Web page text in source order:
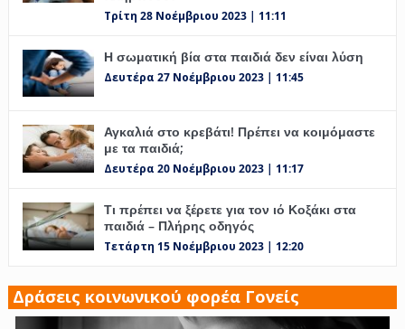
Τρίτη 28 Νοέμβριου 2023 | 11:11
Η σωματική βία στα παιδιά δεν είναι λύση
Δευτέρα 27 Νοέμβριου 2023 | 11:45
Αγκαλιά στο κρεβάτι! Πρέπει να κοιμόμαστε
με τα παιδιά;
Δευτέρα 20 Νοέμβριου 2023 | 11:17
Τι πρέπει να ξέρετε για τον ιό Κοξάκι στα
παιδιά – Πλήρης οδηγός
Τετάρτη 15 Νοέμβριου 2023 | 12:20
Δράσεις κοινωνικού φορέα Γονείς